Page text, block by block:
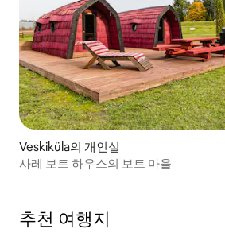
Veskiküla의 개인실
사레 보트 하우스의 보트 마을
추천 여행지